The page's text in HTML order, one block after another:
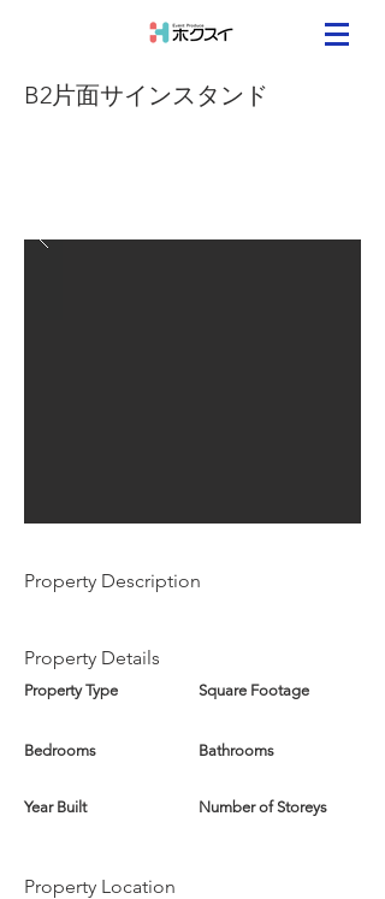
B2片面サインスタンド
Property Description
Property Details
Property Type
Bedrooms
Year Built
Square Footage
Bathrooms
Number of Storeys
Property Location